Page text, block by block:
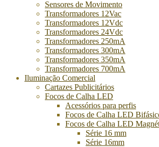
Sensores de Movimento
Transformadores 12Vac
Transformadores 12Vdc
Transformadores 24Vdc
Transformadores 250mA
Transformadores 300mA
Transformadores 350mA
Transformadores 700mA
Iluminação Comercial
Cartazes Publicitários
Focos de Calha LED
Acessórios para perfis
Focos de Calha LED
Focos de Calha LED
Série 16 mm
Série 16mm